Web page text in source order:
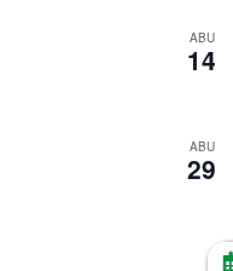
ABU
14
ABU
29